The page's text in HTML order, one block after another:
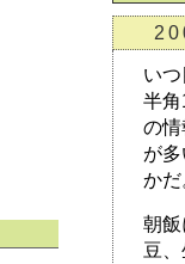
い
半角
の
が
かだ
朝
豆